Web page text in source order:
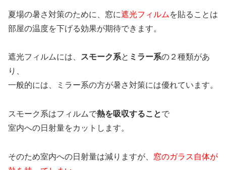
夏場の暑さ対策のために、窓に遮光フィルム を貼ることは
部屋の温度を下げる効果が期待できます。
遮光フィルムには、 スモーク系と ミラー系の２種類があ
り、
一般的には、ミラー系の方が暑さ対策には優れています。
スモーク系はフィルムで熱を吸収することで
室内への日射量をカットします。
そのため室内への日射量は減りますが、 窓のガラス自体が